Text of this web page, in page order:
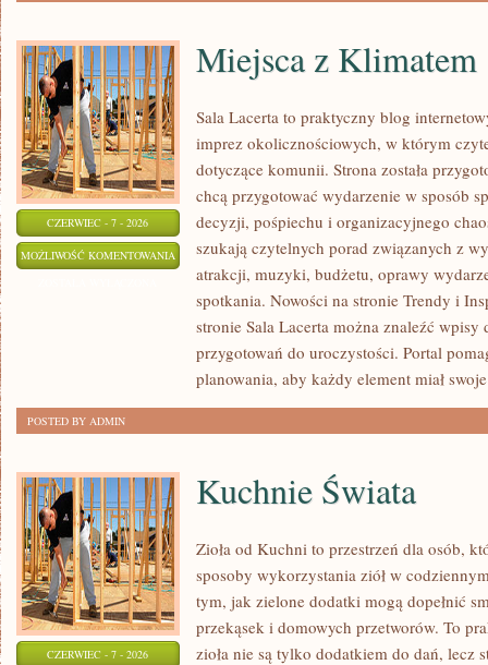
CZERWIEC - 7 - 2026
MOŻLIWOŚĆ KOMENTOWANIA MIEJSCA
KLIMATEM
Miejsca z Klimatem
Sala Lacerta to praktyczny blog
imprez okolicznościowych, w którym
dotyczące komunii. Strona została
chcą przygotować wydarzenie w sposób
decyzji, pośpiechu i organizacyjnego
szukają czytelnych porad związanych z
atrakcji, muzyki, budżetu, oprawy
spotkania. Nowości na stronie Trendy i
stronie Sala Lacerta można znaleźć wpisy
przygotowań do uroczystości. Portal
planowania, aby każdy element miał
POSTED BY ADMIN
CZERWIEC - 7 - 2026
Kuchnie Świata
Zioła od Kuchni to przestrzeń dla osób,
sposoby wykorzystania ziół w
tym, jak zielone dodatki mogą dopełnić
przekąsek i domowych przetworów. To
zioła nie są tylko dodatkiem do dań, lecz